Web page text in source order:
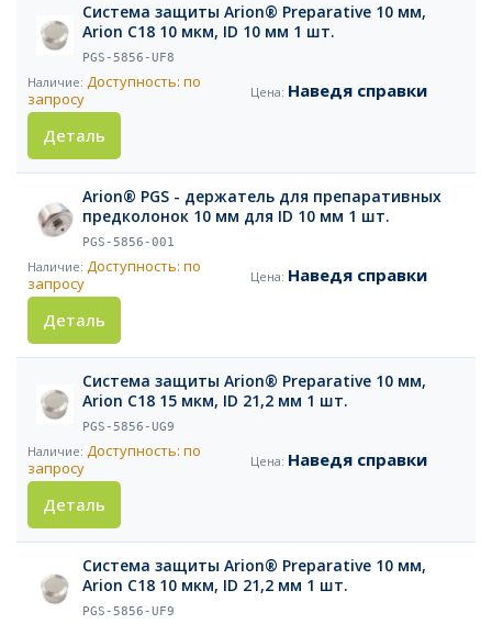
Система защиты Arion® Preparative 10 мм,
Arion C18 10 мкм, ID 10 мм 1 шт.
PGS-5856-UF8
Доступность: по
запросу
Наведя справки
Деталь
Arion® PGS - держатель для препаративных
предколонок 10 мм для ID 10 мм 1 шт.
PGS-5856-001
Доступность: по
запросу
Наведя справки
Деталь
Система защиты Arion® Preparative 10 мм,
Arion C18 15 мкм, ID 21,2 мм 1 шт.
PGS-5856-UG9
Доступность: по
запросу
Наведя справки
Деталь
Система защиты Arion® Preparative 10 мм,
Arion C18 10 мкм, ID 21,2 мм 1 шт.
PGS-5856-UF9